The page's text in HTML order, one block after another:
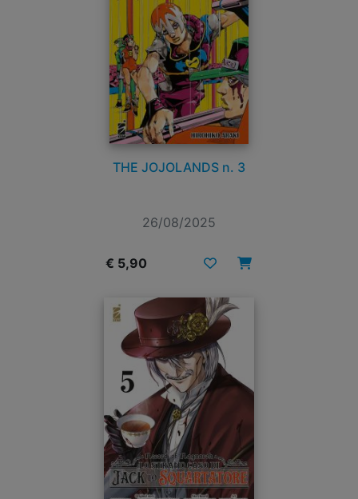
THE JOJOLANDS n. 3
26/08/2025
€ 5,90